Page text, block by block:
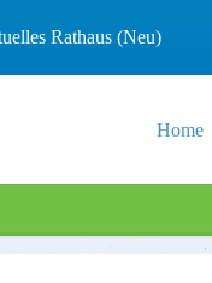
Rathaus (Neu)
Home